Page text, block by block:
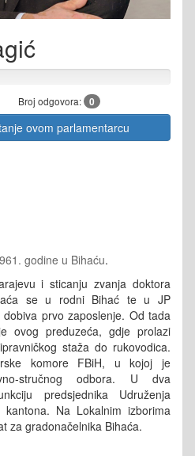
Broj odgovora: 0
ovom parlamentarcu
godine u Bihaću.
i sticanju zvanja doktora
se u rodni Bihać te u JP
prvo zaposlenje. Od tada
ovog preduzeća, gdje prolazi
staža do rukovodica.
komore FBiH, u kojoj je
stručnog odbora. U dva
predsjednika Udruženja
kantona. Na Lokalnim izborima
za gradonačelnika Bihaća.